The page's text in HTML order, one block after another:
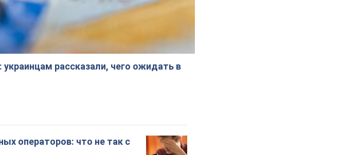
рассказали, чего ожидать в
операторов: что не так с